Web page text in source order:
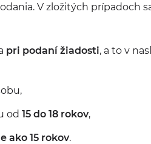
V zložitých prípadoch
pri podaní žiadosti, a to v
od 15 do 18 rokov,
ako 15 rokov.